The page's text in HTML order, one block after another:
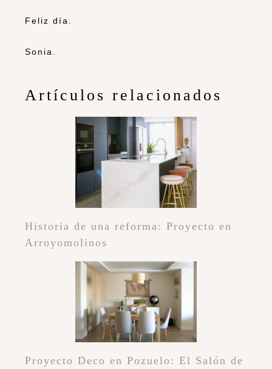
Feliz día.
Sonia.
Artículos relacionados
Historia de una reforma: Proyecto en
Arroyomolinos
Proyecto Deco en Pozuelo: El Salón de